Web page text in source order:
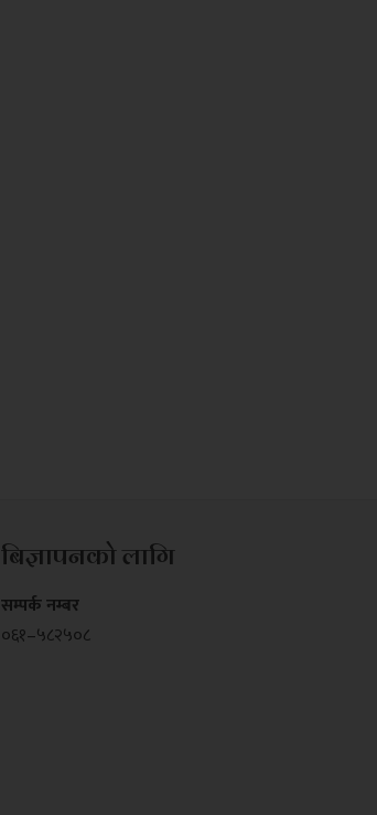
बिज्ञापनको लागि
सम्पर्क नम्बर
०६१–५८२५०८